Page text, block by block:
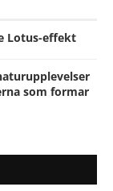
Lotus-effekt
som formar